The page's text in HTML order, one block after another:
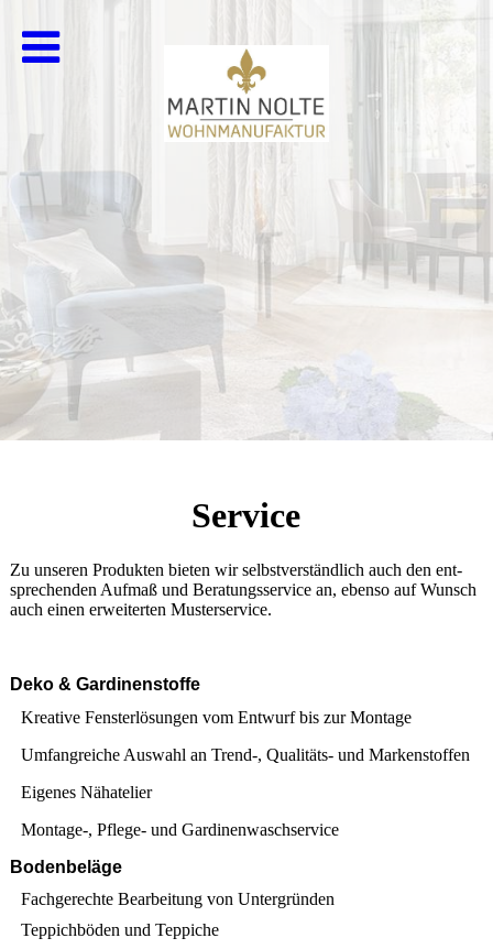
Service
Zu unseren Produkten bieten wir selbst­verständlich auch den ent­
sprechenden Auf­maß und Beratungs­service an, ebenso auf Wunsch
auch einen erweiterten Muster­service.
Deko & Gardinenstoffe
Kreative Fensterlösungen vom Entwurf bis zur Montage
Umfangreiche Auswahl an Trend-, Qualitäts- und Markenstoffen
Eigenes Nähatelier
Montage-, Pflege- und Gardinenwaschservice
Bodenbeläge
Fachgerechte Bearbeitung von Untergründen
Teppichböden und Teppiche